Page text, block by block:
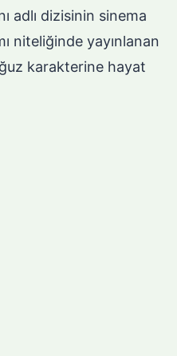
adlı dizisinin sinema
niteliğinde yayınlanan
karakterine hayat